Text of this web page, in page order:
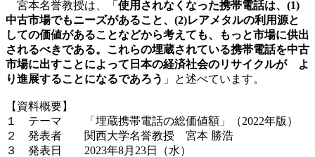
宮本名誉教授は、「 使用されなくなった携帯電話は、(1)
中古市場でもニーズがあること、(2)レアメタルの利用源と
しての価値があることなどから考えても、もっと市場に供出
されるべきである。これらの埋蔵されている携帯電話を中古
市場に出すことによって日本の経済社会のリサイクルが よ
り進展することになるであろう 」と述べています。
【資料概要】
１ テーマ 「埋蔵携帯電話の総価値額」（2022年版）
２ 発表者 関西大学名誉教授 宮本 勝浩
３ 発表日 2023年8月23日（水）